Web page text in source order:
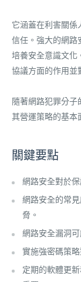
它涵蓋在利害關係
信任。強大的網路
培養安全意識文化
協議方面的作用並
隨著網路犯罪分子
其營運策略的基本
關鍵要點
網路安全對於
網路安全的常
脅。
網路安全漏洞
實施強密碼策
定期的軟體更